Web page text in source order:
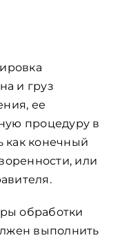
и груз
ее
процедуру в
как конечный
или
обработки
выполнить